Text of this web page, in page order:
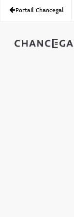
Portail Chancegal